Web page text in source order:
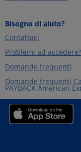
Bisogno di aiuto?
Contattaci
Problemi ad accedere?
Domande frequenti
Domande frequenti
PAYBACK American